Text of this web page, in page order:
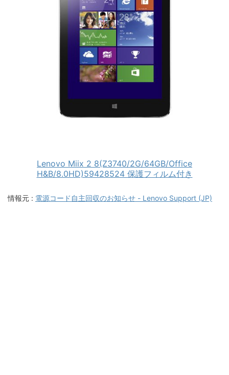
Lenovo Miix 2 8(Z3740/2G/64GB/Office
H&B/8.0HD)59428524 保護フィルム付き
情報元 : 電源コード自主回収のお知らせ - Lenovo Support (JP)